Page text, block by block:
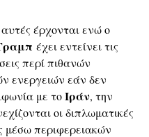
έρχονται ενώ ο
έχει εντείνει τις
περί πιθανών
ενεργειών εάν δεν
με το Ιράν, την
οι διπλωματικές
μέσω περιφερειακών